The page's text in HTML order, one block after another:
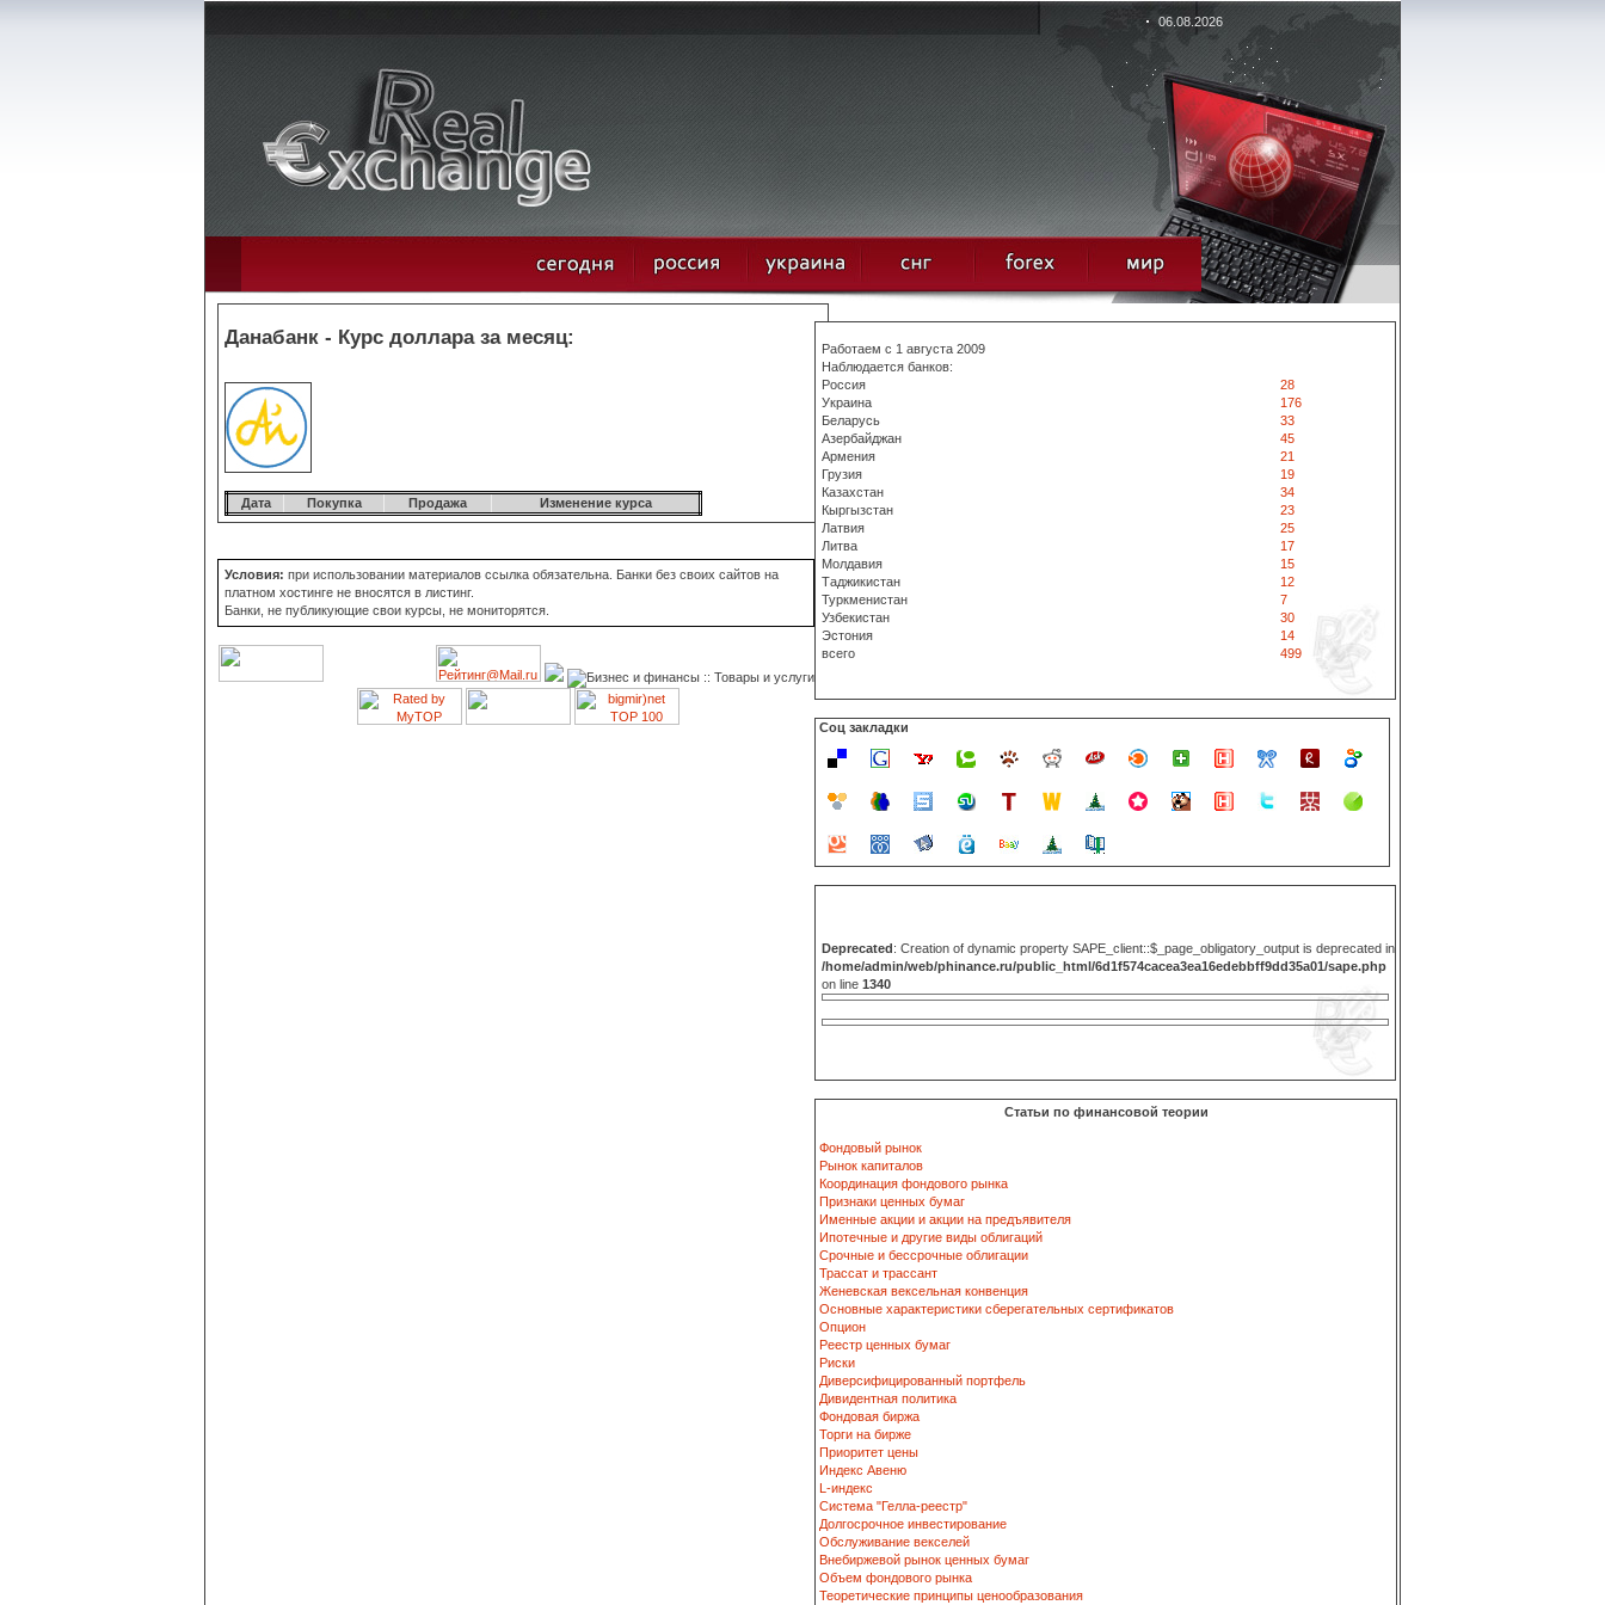
06.08.2026
Данабанк - Курс доллара за месяц:
Дата Покупка Продажа Изменение курса
Условия: при использовании материалов ссылка обязательна. Банки без своих сайтов на
платном хостинге не вносятся в листинг.
Банки, не публикующие свои курсы, не мониторятся.
Работаем с 1 августа 2009
Наблюдается банков:
Россия
28
Украина
176
Беларусь
33
Азербайджан
45
Армения
21
Грузия
19
Казахстан
34
Кыргызстан
23
Латвия
25
Литва
17
Молдавия
15
Таджикистан
12
Туркменистан
7
Узбекистан
30
Эстония
14
всего
499
Соц закладки
Deprecated: Creation of dynamic property SAPE_client::$_page_obligatory_output is deprecated in
/home/admin/web/phinance.ru/public_html/6d1f574cacea3ea16edebbff9dd35a01/sape.php
on line 1340
Статьи по финансовой теории
Фондовый рынок
Рынок капиталов
Координация фондового рынка
Признаки ценных бумаг
Именные акции и акции на предъявителя
Ипотечные и другие виды облигаций
Срочные и бессрочные облигации
Трассат и трассант
Женевская вексельная конвенция
Основные характеристики сберегательных сертификатов
Опцион
Реестр ценных бумаг
Риски
Диверсифицированный портфель
Дивидентная политика
Фондовая биржа
Торги на бирже
Приоритет цены
Индекс Авеню
L-индекс
Система "Гелла-реестр"
Долгосрочное инвестирование
Обслуживание векселей
Внебиржевой рынок ценных бумаг
Объем фондового рынка
Теоретические принципы ценообразования